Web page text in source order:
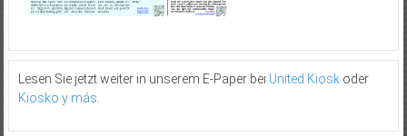
Lesen Sie jetzt weiter in unserem E-Paper bei United Kioskoder
Kiosko y más.